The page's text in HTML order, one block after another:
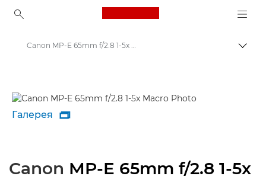
Canon Logo, back to
Canon MP-E 65mm f/2.8 1-5x Macro Photo - Объективы - Камера и фотообъективы
Галерея 
Canon MP-E 65mm f/2.8 1-5x